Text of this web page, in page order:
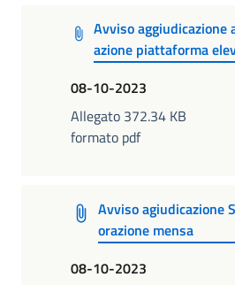
Avviso aggiudicazione
azione piattaforma
08-10-2023
Allegato 372.34 KB
formato pdf
Avviso agiudicazione
orazione mensa
08-10-2023